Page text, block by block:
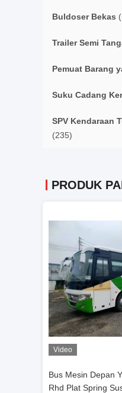
Buldoser Bekas
Trailer Semi
Pemuat Barang
Suku Cadang
SPV Kendaraan
(235)
PRODUK
Drive Tangan
Zk6116d F11